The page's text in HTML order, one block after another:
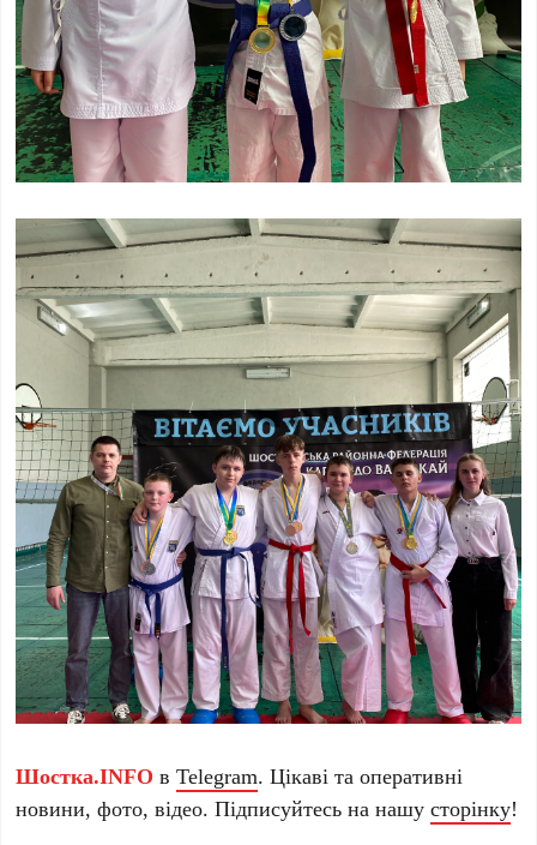
Шостка.INFO вTelegram. Цікаві та оперативні
новини, фото, відео. Підписуйтесь на нашусторінку!